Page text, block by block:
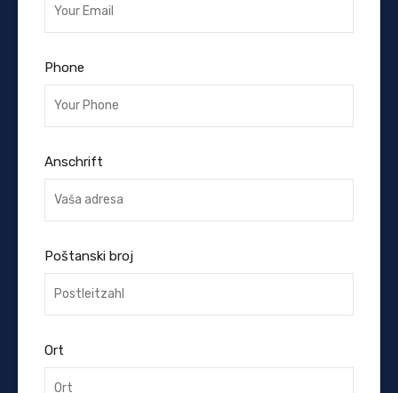
Phone
Anschrift
Poštanski broj
Ort